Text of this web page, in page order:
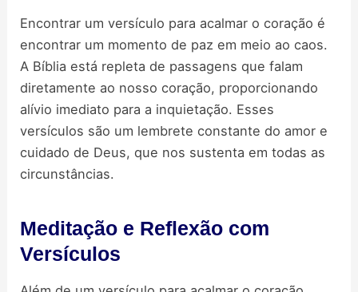
Encontrar um versículo para acalmar o coração é
encontrar um momento de paz em meio ao caos.
A Bíblia está repleta de passagens que falam
diretamente ao nosso coração, proporcionando
alívio imediato para a inquietação. Esses
versículos são um lembrete constante do amor e
cuidado de Deus, que nos sustenta em todas as
circunstâncias.
Meditação e Reflexão com
Versículos